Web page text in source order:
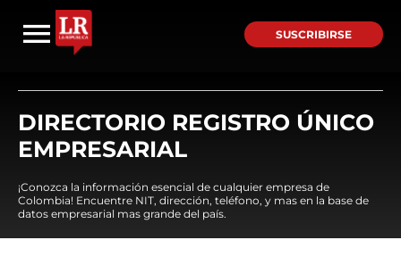
SUSCRIBIRSE
DIRECTORIO REGISTRO ÚNICO
EMPRESARIAL
¡Conozca la información esencial de cualquier empresa de
Colombia! Encuentre NIT, dirección, teléfono, y mas en la base de
datos empresarial mas grande del país.